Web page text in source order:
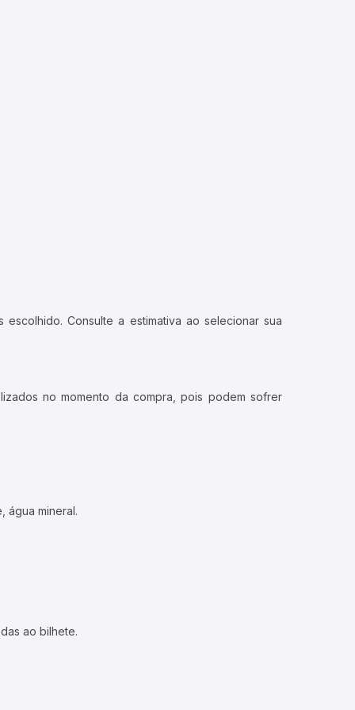
Consulte a estimativa ao selecionar sua
no momento da compra, pois podem sofrer
água mineral.
ao bilhete.